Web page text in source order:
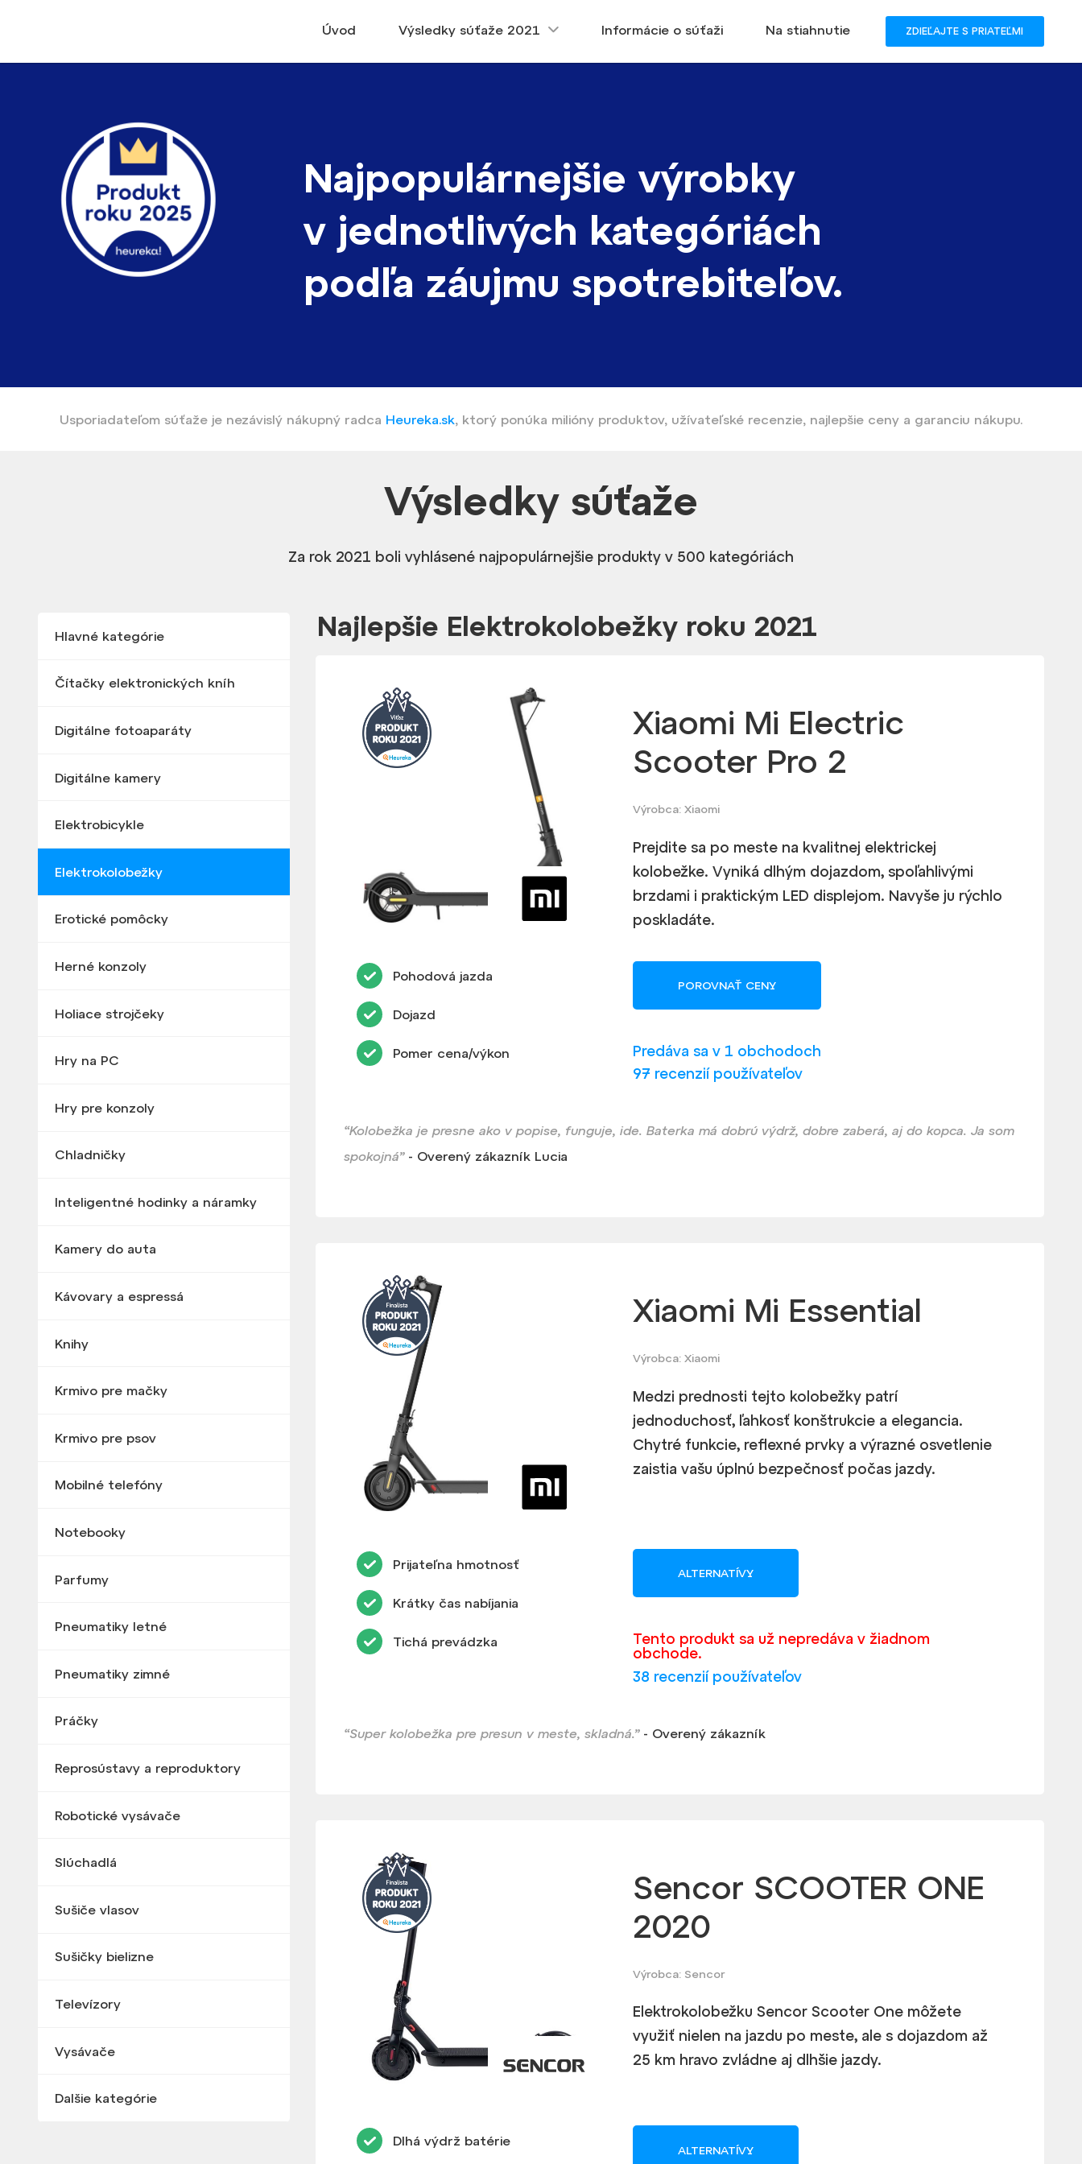
Úvod Výsledky súťaže 2021 Informácie o súťaži Na stiahnutie ZDIEĽAJTE S PRIATEĽMI
Najpopulárnejšie výrobky
v jednotlivých kategóriách
podľa záujmu spotrebiteľov.
Usporiadateľom súťaže je nezávislý nákupný radca Heureka.sk ktorý ponúka milióny produktov, užívateľské recenzie, najlepšie ceny a garanciu nákupu.
Výsledky súťaže
Za rok 2021 boli vyhlásené najpopulárnejšie produkty v 500 kategóriách
Hlavné kategórie
Čítačky elektronických kníh
Digitálne fotoaparáty
Digitálne kamery
Elektrobicykle
Elektrokolobežky
Erotické pomôcky
Herné konzoly
Holiace strojčeky
Hry na PC
Hry pre konzoly
Chladničky
Inteligentné hodinky a náramky
Kamery do auta
Kávovary a espressá
Knihy
Krmivo pre mačky
Krmivo pre psov
Mobilné telefóny
Notebooky
Parfumy
Pneumatiky letné
Pneumatiky zimné
Práčky
Reprosústavy a reproduktory
Robotické vysávače
Slúchadlá
Sušiče vlasov
Sušičky bielizne
Televízory
Vysávače
Dalšie kategórie
Najlepšie Elektrokolobežky roku 2021
Xiaomi Mi Electric
Scooter Pro 2
Výrobca: Xiaomi
Prejdite sa po meste na kvalitnej elektrickej
kolobežke. Vyniká dlhým dojazdom, spoľahlivými
brzdami i praktickým LED displejom. Navyše ju rýchlo
poskladáte.
POROVNAŤ CENY
Predáva sa v 1 obchodoch
97 recenzií používateľov
Pohodová jazda
Dojazd
Pomer cena/výkon
“Kolobežka je presne ako v popise, funguje, ide. Baterka má dobrú výdrž, dobre zaberá, aj do kopca. Ja som
spokojná”- Overený zákazník Lucia
Xiaomi Mi Essential
Výrobca: Xiaomi
Medzi prednosti tejto kolobežky patrí
jednoduchosť, ľahkosť konštrukcie a elegancia.
Chytré funkcie, reflexné prvky a výrazné osvetlenie
zaistia vašu úplnú bezpečnosť počas jazdy.
ALTERNATÍVY
Tento produkt sa už nepredáva v žiadnom
obchode.
38 recenzií používateľov
Prijateľna hmotnosť
Krátky čas nabíjania
Tichá prevádzka
“Super kolobežka pre presun v meste, skladná.”- Overený zákazník
Sencor SCOOTER ONE
2020
Výrobca: Sencor
Elektrokolobežku Sencor Scooter One môžete
využiť nielen na jazdu po meste, ale s dojazdom až
25 km hravo zvládne aj dlhšie jazdy.
ALTERNATÍVY
Dlhá výdrž batérie